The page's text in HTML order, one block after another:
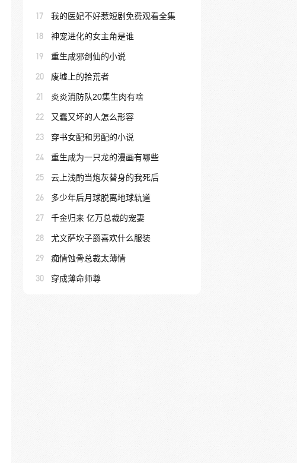
17 我的医妃不好惹短剧免费观看全集
18 神宠进化的女主角是谁
19 重生成邪剑仙的小说
20 废墟上的拾荒者
21 炎炎消防队20集生肉有啥
22 又蠢又坏的人怎么形容
23 穿书女配和男配的小说
24 重生成为一只龙的漫画有哪些
25 云上浅酌当炮灰替身的我死后
26 多少年后月球脱离地球轨道
27 千金归来 亿万总裁的宠妻
28 尤文萨坎子爵喜欢什么服装
29 痴情蚀骨总裁太薄情
30 穿成薄命师尊